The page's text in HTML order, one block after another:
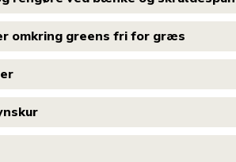
omkring greens fri for græs